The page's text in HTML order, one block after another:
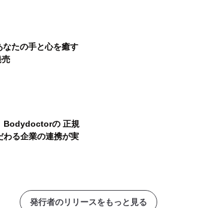
たの手と心を癒す
売
Bodydoctorの 正規
わる企業の連携が実
発行者のリリースをもっと見る